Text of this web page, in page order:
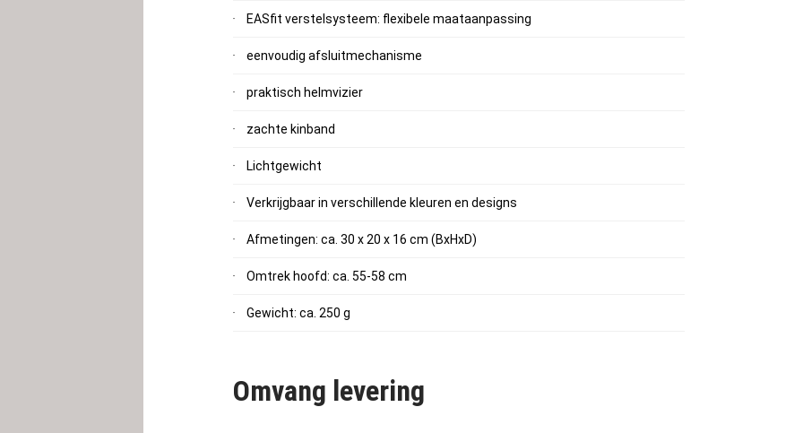
EASfit verstelsysteem: flexibele maataanpassing
eenvoudig afsluitmechanisme
praktisch helmvizier
zachte kinband
Lichtgewicht
Verkrijgbaar in verschillende kleuren en designs
Afmetingen: ca. 30 x 20 x 16 cm (BxHxD)
Omtrek hoofd: ca. 55-58 cm
Gewicht: ca. 250 g
Omvang levering